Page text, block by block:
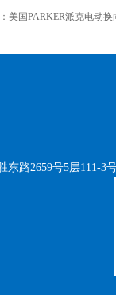
美国PARKER派克电动
东路2659号5层111-3